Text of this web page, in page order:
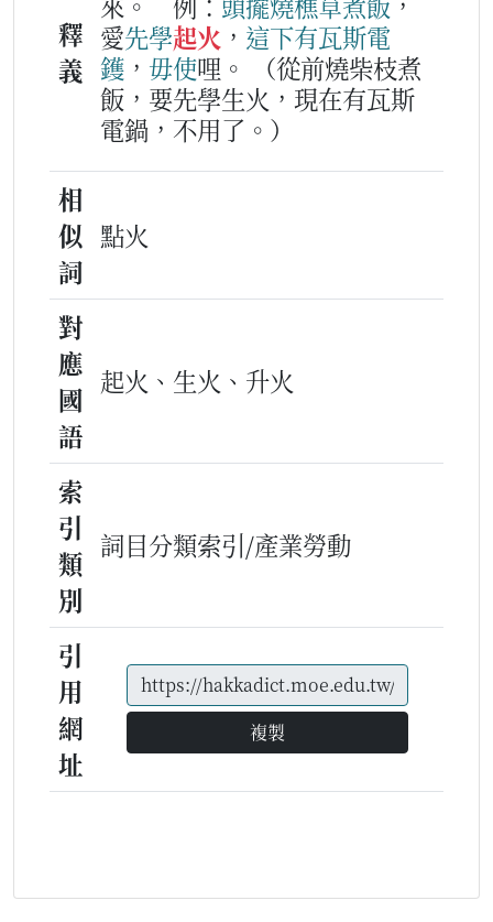
釋
義
愛先學起火 ， 這下有瓦斯電
鑊 ， 毋使哩。
（從前燒柴枝煮
飯，要先學生火，現在有瓦斯
電鍋，不用了。）
相
似
詞
點火
對
應
國
語
起火、生火、升火
索
引
類
別
詞目分類索引/產業勞動
引
用
網
址
複製